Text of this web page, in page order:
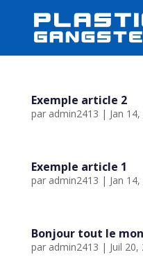
Exemple article 2
par admin2413 | Jan 14,
Exemple article 1
par admin2413 | Jan 14,
Bonjour tout le
par admin2413 | Juil 20,